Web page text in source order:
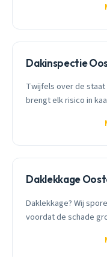
Dakinspectie
Twijfels over de staat
brengt elk risico in
Daklekkage
Daklekkage? Wij
voordat de schade